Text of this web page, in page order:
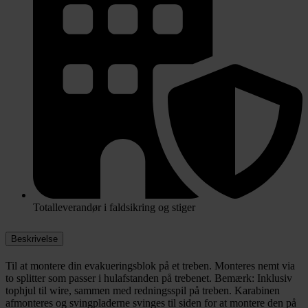
Totalleverandør i faldsikring og stiger
Beskrivelse
Til at montere din evakueringsblok på et treben. Monteres nemt via
to splitter som passer i hulafstanden på trebenet. Bemærk: Inklusiv
tophjul til wire, sammen med redningsspil på treben. Karabinen
afmonteres og svingpladerne svinges til siden for at montere den på